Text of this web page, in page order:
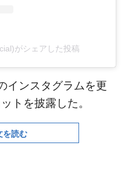
がシェアした投稿
インスタグラムを更
トを披露した。
を読む